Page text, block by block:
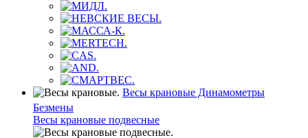
Весы крановые Динамометры
Безмены
Весы крановые подвесные